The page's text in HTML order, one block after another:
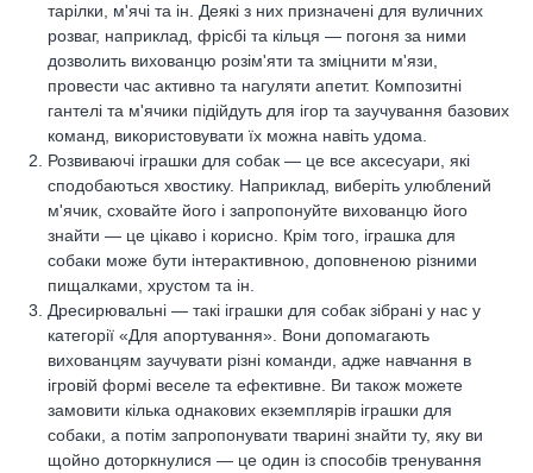
тарілки, м'ячі та ін. Деякі з них призначені для вуличних
розваг, наприклад, фрісбі та кільця — погоня за ними
дозволить вихованцю розім'яти та зміцнити м'язи,
провести час активно та нагуляти апетит. Композитні
гантелі та м'ячики підійдуть для ігор та заучування базових
команд, використовувати їх можна навіть удома.
Розвиваючі іграшки для собак — це все аксесуари, які
сподобаються хвостику. Наприклад, виберіть улюблений
м'ячик, сховайте його і запропонуйте вихованцю його
знайти — це цікаво і корисно. Крім того, іграшка для
собаки може бути інтерактивною, доповненою різними
пищалками, хрустом та ін.
Дресирювальні — такі іграшки для собак зібрані у нас у
категорії «Для апортування». Вони допомагають
вихованцям заучувати різні команди, адже навчання в
ігровій формі веселе та ефективне. Ви також можете
замовити кілька однакових екземплярів іграшки для
собаки, а потім запропонувати тварині знайти ту, яку ви
щойно доторкнулися — це один із способів тренування